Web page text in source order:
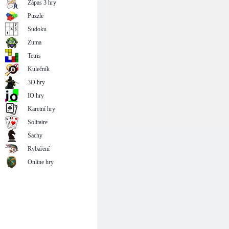
Zápas 3 hry
Puzzle
Sudoku
Zuma
Tetris
Kulečník
3D hry
IO hry
Karetní hry
Solitaire
Šachy
Rybaření
Online hry